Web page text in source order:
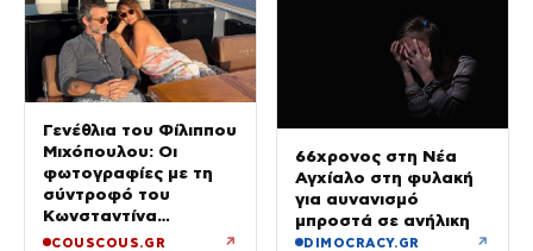
Γενέθλια του Φίλιππου
Μιχόπουλου: Οι
φωτογραφίες με τη
σύντροφό του
Κωνσταντίνα
Ευρυπίδου και το
COUSCOUS.GR ↗
66χρονος στη Νέα
Αγχίαλο στη φυλακή
για αυνανισμό
μπροστά σε ανήλικη
DIMOCRACY.GR ↗